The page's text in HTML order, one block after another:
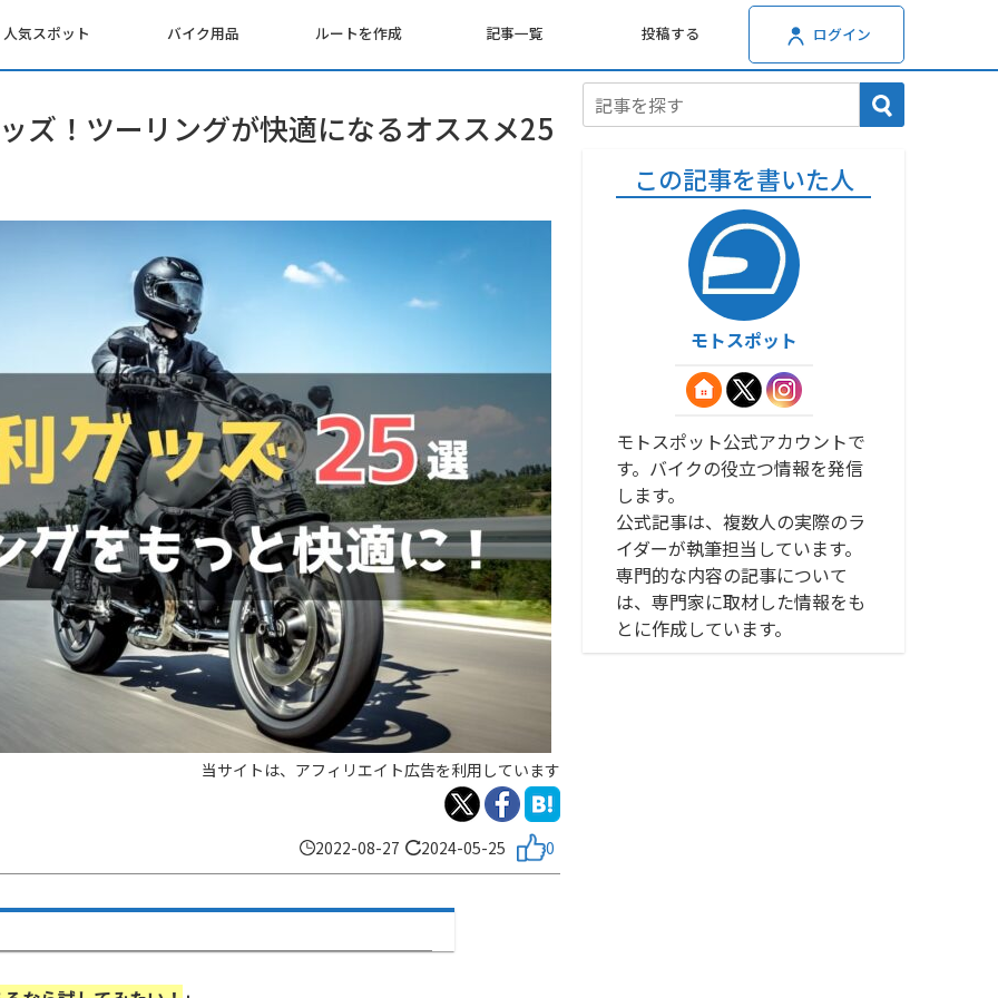
人気スポット バイク用品 ルートを作成 記事一覧 投稿する ログイン
ズ！ツーリングが快適になるオススメ25
当サイトは、アフィリエイト広告を利用しています
2022-08-27 2024-05-25 0
この記事を書いた人
モトスポット
モトスポット公式アカウントで
す。バイクの役立つ情報を発信
します。
公式記事は、複数人の実際のラ
イダーが執筆担当しています。
専門的な内容の記事について
は、専門家に取材した情報をも
とに作成しています。